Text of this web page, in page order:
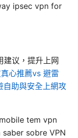
ipsec vpn for
议，提升上网
心推薦vs 避雷
助與安全上網攻
tem vpn
sobre VPN